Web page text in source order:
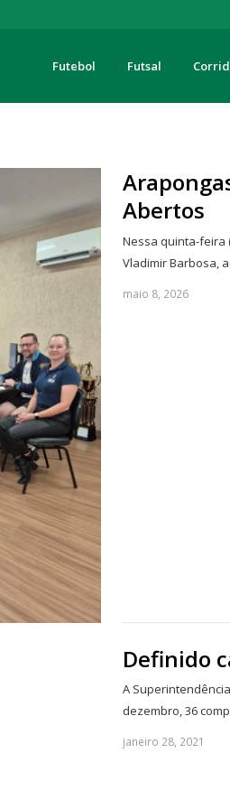
Futebol Futsal
Abertos
Nessa quinta-feira
Vladimir Barbosa,
maio 8, 2026
Definido
A
dezembro, 36
janeiro 28, 2021